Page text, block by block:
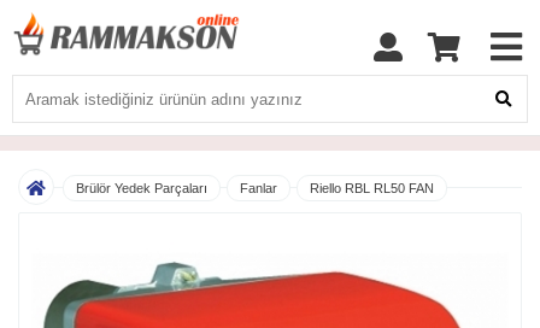
Brülör Yedek Parçaları Fanlar Riello RBL RL50 FAN